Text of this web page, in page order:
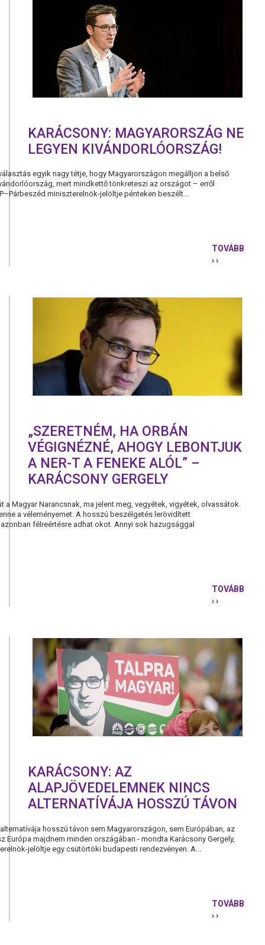
KARÁCSONY: MAGYARORSZÁG NE
LEGYEN KIVÁNDORLÓORSZÁG!
egyik nagy tétje, hogy Magyarországon megálljon a belső
mert mindkettő tönkreteszi az országot – erről
miniszterelnök-jelöltje pénteken beszélt...
TOVÁBB
› ›
LEGYEN
„SZERETNÉM, HA ORBÁN
VÉGIGNÉZNÉ, AHOGY LEBONTJUK
A NER-T A FENEKE ALÓL” –
KARÁCSONY GERGELY
a Magyar Narancsnak, ma jelent meg, vegyétek, vigyétek, olvassátok.
a véleményemet. A hosszú beszélgetés lerövidített
félreértésre adhat okot. Annyi sok hazugsággal
TOVÁBB
› ›
AHOGY
LEBONTJUK
NER-
T
A
FENEKE
ALÓL”
KARÁCSONY: AZ
ALAPJÖVEDELEMNEK NINCS
ALTERNATÍVÁJA HOSSZÚ TÁVON
hosszú távon sem Magyarországon, sem Európában, az
Európa majdnem minden országában - mondta Karácsony Gergely,
jelöltje egy csütörtöki budapesti rendezvényen. A...
TOVÁBB
› ›